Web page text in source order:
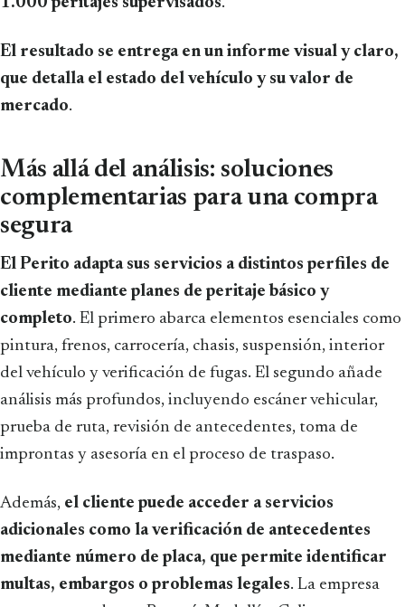
El resultado se entrega en un informe visual y claro,
que detalla el estado del vehículo y su valor de
mercado.
Más allá del análisis: soluciones
complementarias para una compra
segura
El Perito adapta sus servicios a distintos perfiles de
cliente mediante planes de peritaje básico y
completo. El primero abarca elementos esenciales como
pintura, frenos, carrocería, chasis, suspensión, interior
del vehículo y verificación de fugas. El segundo añade
análisis más profundos, incluyendo escáner vehicular,
prueba de ruta, revisión de antecedentes, toma de
improntas y asesoría en el proceso de traspaso.
Además, el cliente puede acceder a servicios
adicionales como la verificación de antecedentes
mediante número de placa, que permite identificar
multas, embargos o problemas legales. La empresa